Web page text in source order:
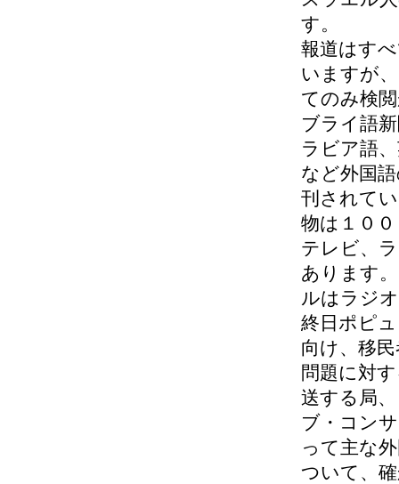
す。
報道はす
いますが
てのみ検
ブライ語
ラビア語
など外国
刊されて
物は１０
テレビ、
あります
ルはラジ
終日ポピ
向け、移
問題に対
送する局
ブ・コン
って主な
ついて、